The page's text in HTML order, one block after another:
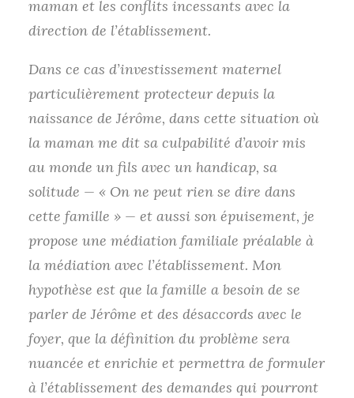
maman et les conflits incessants avec la
direction de l’établissement.
Dans ce cas d’investissement maternel
particulièrement protecteur depuis la
naissance de Jérôme, dans cette situation où
la maman me dit sa culpabilité d’avoir mis
au monde un fils avec un handicap, sa
solitude — « On ne peut rien se dire dans
cette famille » — et aussi son épuisement, je
propose une médiation familiale préalable à
la médiation avec l’établissement. Mon
hypothèse est que la famille a besoin de se
parler de Jérôme et des désaccords avec le
foyer, que la définition du problème sera
nuancée et enrichie et permettra de formuler
à l’établissement des demandes qui pourront